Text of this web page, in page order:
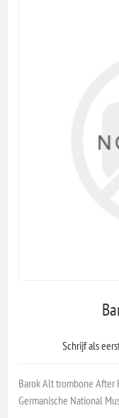
Schrijf als
Barok Alt trombone After
Germanische National